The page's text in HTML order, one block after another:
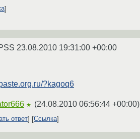
23.08.2010 19:31:00 +00:00
?kagoq6
★ (24.08.2010 06:56:44 +00:00)
ответ
Ссылка